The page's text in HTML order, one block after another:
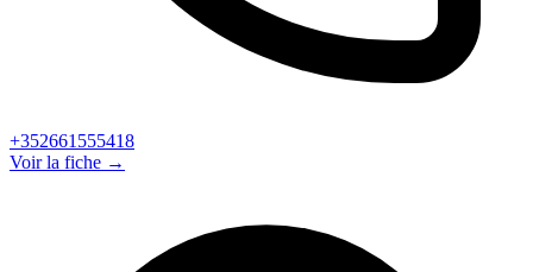
+352661555418
Voir la fiche →